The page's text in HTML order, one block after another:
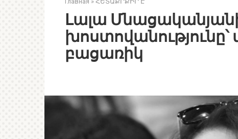
Լալա
բացառիկ